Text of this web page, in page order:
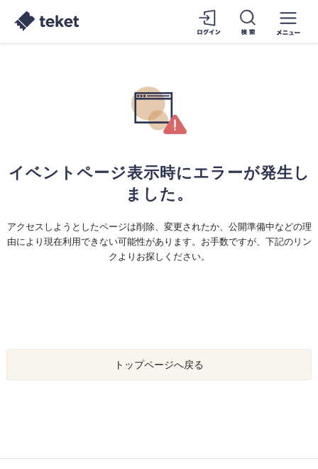
イベントページ表示時にエラーが発生し
ました。
アクセスしようとしたページは削除、変更されたか、公開準備中などの理
由により現在利用できない可能性があります。お手数ですが、下記のリン
クよりお探しください。
トップページへ戻る